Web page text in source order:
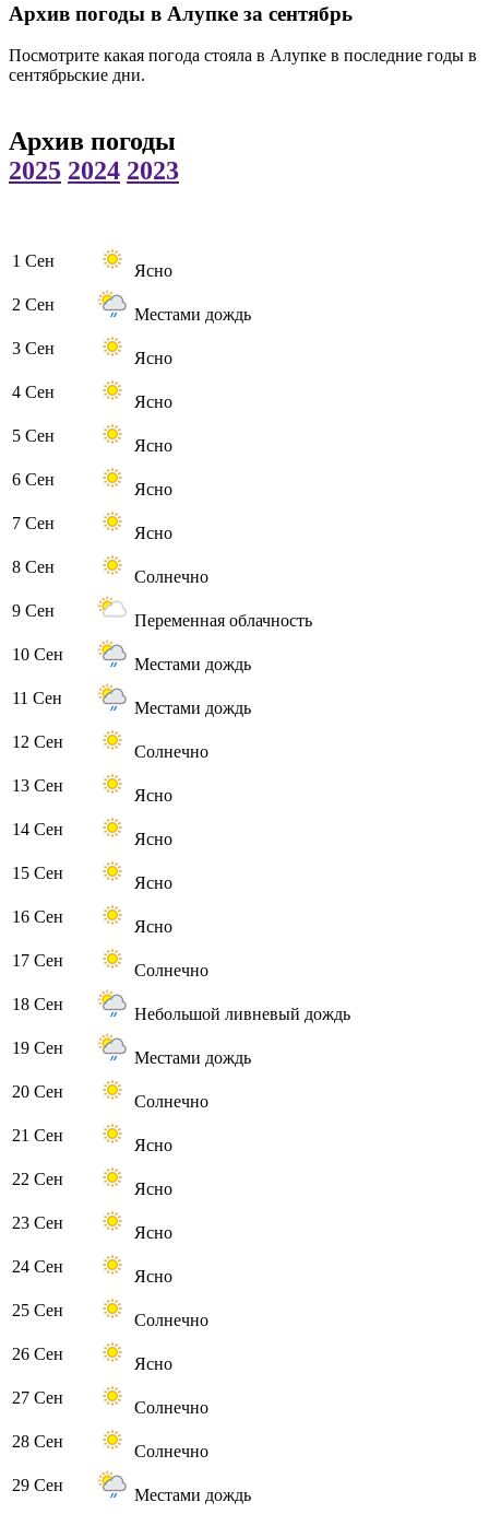
Архив погоды в Алупке за сентябрь
Посмотрите какая погода стояла в Алупке в последние годы в
сентябрьские дни.
Архив погоды
2025 2024 2023
1 Сен
Ясно
2 Сен
Местами дождь
3 Сен
Ясно
4 Сен
Ясно
5 Сен
Ясно
6 Сен
Ясно
7 Сен
Ясно
8 Сен
Солнечно
9 Сен
Переменная облачность
10 Сен
Местами дождь
11 Сен
Местами дождь
12 Сен
Солнечно
13 Сен
Ясно
14 Сен
Ясно
15 Сен
Ясно
16 Сен
Ясно
17 Сен
Солнечно
18 Сен
Небольшой ливневый дождь
19 Сен
Местами дождь
20 Сен
Солнечно
21 Сен
Ясно
22 Сен
Ясно
23 Сен
Ясно
24 Сен
Ясно
25 Сен
Солнечно
26 Сен
Ясно
27 Сен
Солнечно
28 Сен
Солнечно
29 Сен
Местами дождь